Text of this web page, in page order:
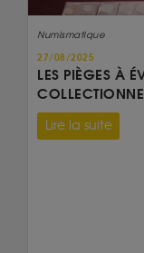
Numismatique
27/08/2025
LES PIÈGES À
Lire la suite